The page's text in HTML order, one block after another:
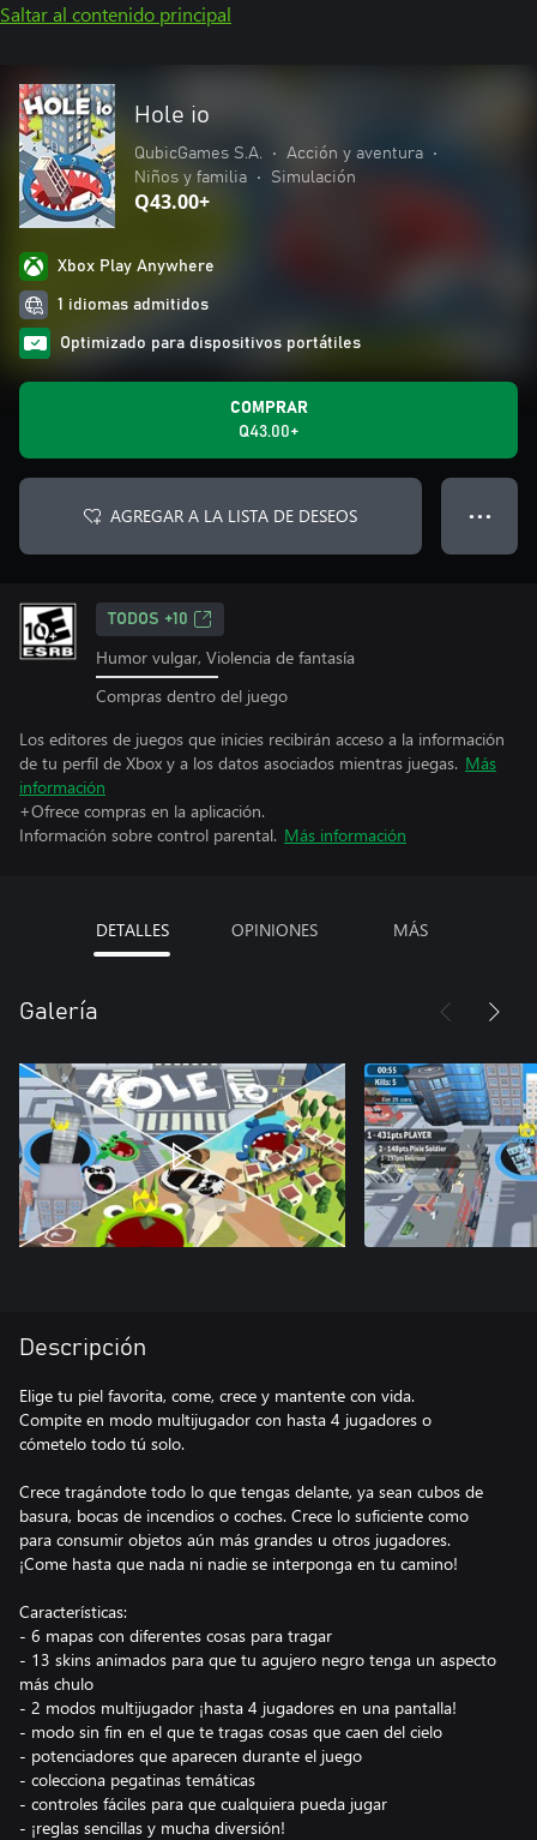
Saltar al contenido principal
Hole io
QubicGames S.A. • Acción y aventura
•
Niños y familia
• Simulación
Q43.00+
Xbox Play Anywhere
1 idiomas admitidos
Optimizado para dispositivos portátiles
COMPRAR
Q43.00+
AGREGAR A LA LISTA DE DESEOS ● ● ●
TODOS +10
Humor vulgar, Violencia de fantasía
Compras dentro del juego
Los editores de juegos que inicies recibirán acceso a la información
de tu perfil de Xbox y a los datos asociados mientras juegas. Más
información
+Ofrece compras en la aplicación.
Información sobre control parental. Más información
DETALLES OPINIONES MÁS
Galería
Descripción
Elige tu piel favorita, come, crece y mantente con vida.
Compite en modo multijugador con hasta 4 jugadores o
cómetelo todo tú solo.
Crece tragándote todo lo que tengas delante, ya sean cubos de
basura, bocas de incendios o coches. Crece lo suficiente como
para consumir objetos aún más grandes u otros jugadores.
¡Come hasta que nada ni nadie se interponga en tu camino!
Características:
- 6 mapas con diferentes cosas para tragar
- 13 skins animados para que tu agujero negro tenga un aspecto
más chulo
- 2 modos multijugador ¡hasta 4 jugadores en una pantalla!
- modo sin fin en el que te tragas cosas que caen del cielo
- potenciadores que aparecen durante el juego
- colecciona pegatinas temáticas
- controles fáciles para que cualquiera pueda jugar
- ¡reglas sencillas y mucha diversión!